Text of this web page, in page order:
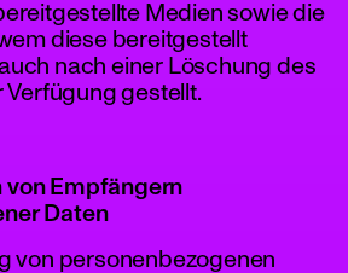
Medien sowie die
diese bereitgestellt
nach einer Löschung des
Verfügung gestellt.
Empfängern
Daten
von personenbezogenen